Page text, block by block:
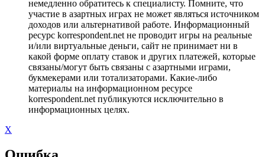
немедленно обратитесь к специалисту. Помните, что
участие в азартных играх не может являться источником
доходов или альтернативой работе. Информационный
ресурс korrespondent.net не проводит игры на реальные
и/или виртуальные деньги, сайт не принимает ни в
какой форме оплату ставок и других платежей, которые
связаны/могут быть связаны с азартными играми,
букмекерами или тотализаторами. Какие-либо
материалы на информационном ресурсе
korrespondent.net публикуются исключительно в
информационных целях.
X